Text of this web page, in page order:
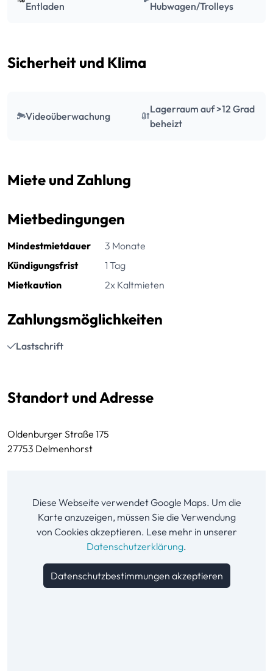
Entladen Hubwagen/Trolleys
Sicherheit und Klima
Videoüberwachung
Lagerraum auf >12 Grad
beheizt
Miete und Zahlung
Mietbedingungen
Mindestmietdauer
3 Monate
Kündigungsfrist
1 Tag
Mietkaution
2x Kaltmieten
Zahlungsmöglichkeiten
Lastschrift
Standort und Adresse
Oldenburger Straße 175
27753 Delmenhorst
Diese Webseite verwendet Google Maps. Um die
Karte anzuzeigen, müssen Sie die Verwendung
von Cookies akzeptieren. Lese mehr in unserer
Datenschutzerklärung.
Datenschutzbestimmungen akzeptieren